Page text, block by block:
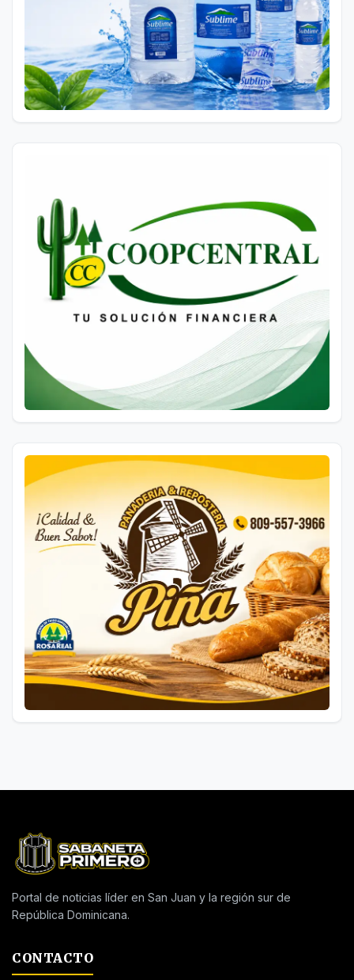
Portal de noticias líder en San Juan y la región sur de
República Dominicana.
CONTACTO